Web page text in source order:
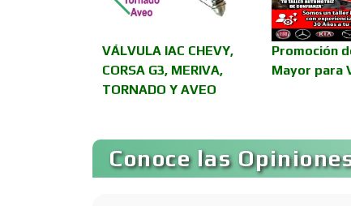
Autopartes Eléctricas
VÁLVULA IAC CHEVY,
CORSA G3, MERIVA,
TORNADO Y AVEO
Promoción
Mayor para
Conoce las